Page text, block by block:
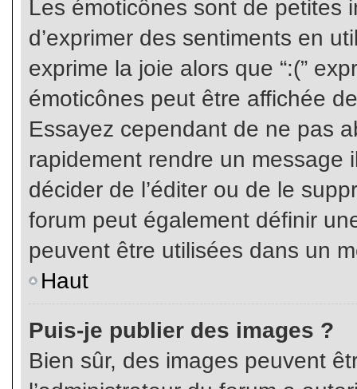
Les émoticônes sont de petites
d’exprimer des sentiments en
exprime la joie alors que “:(”
émoticônes peut être affichée
Essayez cependant de ne pas
rapidement rendre un message
décider de l’éditer ou de le
forum peut également définir
peuvent être utilisées dans un
Haut
Puis-je publier des images ?
Bien sûr, des images peuvent